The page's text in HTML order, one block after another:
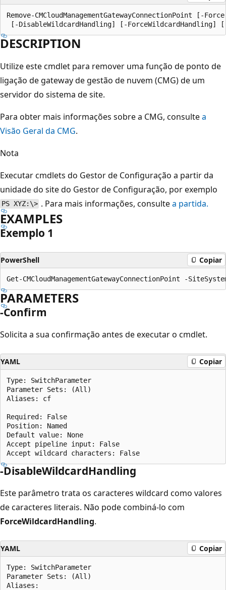
Remove-CMCloudManagementGatewayConnectionPoint [-
DESCRIPTION
Utilize este cmdlet para remover uma função de ponto de
ligação de gateway de gestão de nuvem (CMG) de um
servidor do sistema de site.
Para obter mais informações sobre a CMG, consultea
Visão Geral da CMG.
Nota
Executar cmdlets do Gestor de Configuração a partir da
unidade do site do Gestor de Configuração, por exemplo
PS XYZ:\> . Para mais informações, consultea partida.
EXAMPLES
Exemplo 1
PowerShell Copiar
PARAMETERS
-Confirm
Solicita a sua confirmação antes de executar o cmdlet.
YAML Copiar
Type: SwitchParameter
Parameter Sets: (All)
Aliases: cf
Required: False
Position: Named
Default value: None
Accept pipeline input: False
-DisableWildcardHandling
Este parâmetro trata os caracteres wildcard como valores
de caracteres literais. Não pode combiná-lo com
ForceWildcardHandling.
YAML Copiar
Type: SwitchParameter
Parameter Sets: (All)
Aliases: